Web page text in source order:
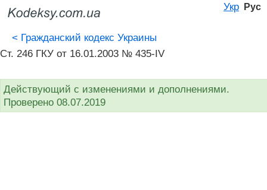
Укр Рус
< Гражданский кодекс Украины
Ст. 246 ГКУ от 16.01.2003 № 435-IV
Действующий с изменениями и дополнениями.
Проверено 08.07.2019